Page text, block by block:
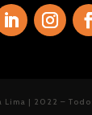
Lima | 2022 –